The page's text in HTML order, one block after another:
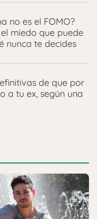
no es el FOMO?
el miedo que puede
nunca te decides
de que por
a tu ex, según una